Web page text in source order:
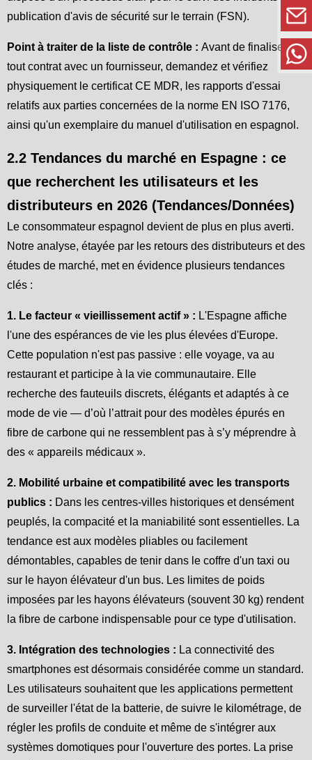
publication d'avis de sécurité sur le terrain (FSN).
Point à traiter de la liste de contrôle : Avant de finaliser
tout contrat avec un fournisseur, demandez et vérifiez
physiquement le certificat CE MDR, les rapports d'essai
relatifs aux parties concernées de la norme EN ISO 7176,
ainsi qu'un exemplaire du manuel d'utilisation en espagnol.
2.2 Tendances du marché en Espagne : ce
que recherchent les utilisateurs et les
distributeurs en 2026 (Tendances/Données)
Le consommateur espagnol devient de plus en plus averti.
Notre analyse, étayée par les retours des distributeurs et des
études de marché, met en évidence plusieurs tendances
clés :
1. Le facteur « vieillissement actif » : L'Espagne affiche
l'une des espérances de vie les plus élevées d'Europe.
Cette population n'est pas passive : elle voyage, va au
restaurant et participe à la vie communautaire. Elle
recherche des fauteuils discrets, élégants et adaptés à ce
mode de vie — d’où l’attrait pour des modèles épurés en
fibre de carbone qui ne ressemblent pas à s’y méprendre à
des « appareils médicaux ».
2. Mobilité urbaine et compatibilité avec les transports
publics : Dans les centres-villes historiques et densément
peuplés, la compacité et la maniabilité sont essentielles. La
tendance est aux modèles pliables ou facilement
démontables, capables de tenir dans le coffre d'un taxi ou
sur le hayon élévateur d'un bus. Les limites de poids
imposées par les hayons élévateurs (souvent 30 kg) rendent
la fibre de carbone indispensable pour ce type d'utilisation.
3. Intégration des technologies : La connectivité des
smartphones est désormais considérée comme un standard.
Les utilisateurs souhaitent que les applications permettent
de surveiller l'état de la batterie, de suivre le kilométrage, de
régler les profils de conduite et même de s'intégrer aux
systèmes domotiques pour l'ouverture des portes. La prise